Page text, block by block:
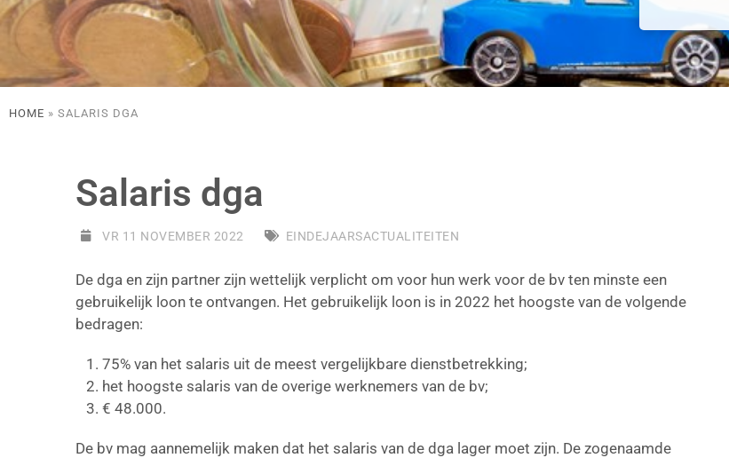
HOME » SALARIS DGA
Salaris dga
VR 11 NOVEMBER 2022 EINDEJAARSACTUALITEITEN
De dga en zijn partner zijn wettelijk verplicht om voor hun werk voor de bv ten minste een
gebruikelijk loon te ontvangen. Het gebruikelijk loon is in 2022 het hoogste van de volgende
bedragen:
75% van het salaris uit de meest vergelijkbare dienstbetrekking;
het hoogste salaris van de overige werknemers van de bv;
€ 48.000.
De bv mag aannemelijk maken dat het salaris van de dga lager moet zijn. De zogenaamde